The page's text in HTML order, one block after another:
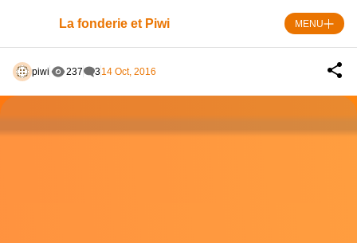
La fonderie et Piwi MENU
piwi 237 314 Oct, 2016